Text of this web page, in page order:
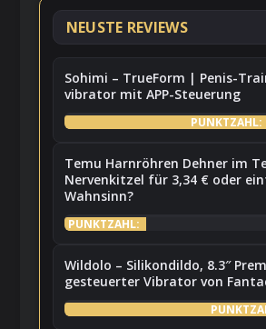
NEUSTE REVIEWS
Sohimi – TrueForm | Penis-
vibrator mit APP-Steuerung
PUNKTZAHL:
Temu Harnröhren Dehner im
Nervenkitzel für 3,34 € oder
Wahnsinn?
PUNKTZAHL:
Wildolo – Silikondildo, 8.3″
gesteuerter Vibrator von